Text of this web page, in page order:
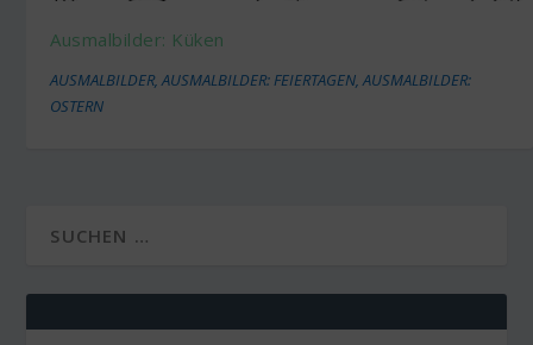
Ausmalbilder: Küken
AUSMALBILDER,AUSMALBILDER: FEIERTAGEN,AUSMALBILDER:
OSTERN